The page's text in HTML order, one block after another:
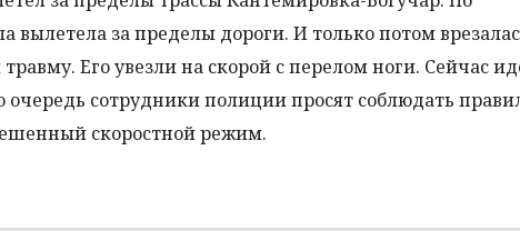
за пределы дороги. И только потом
Его увезли на скорой с перелом ноги. Сейчас
очередь сотрудники полиции просят соблюдать
скоростной режим.